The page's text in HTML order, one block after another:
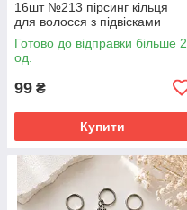
16шт №213 пірсинг кільця
для волосся з підвісками
Готово до відправки більше 2
од.
99 ₴
Купити